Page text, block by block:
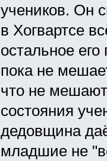
учеников. Он
в Хогвартсе
остальное
пока не
что не
состояния
дедовщина
младшие не